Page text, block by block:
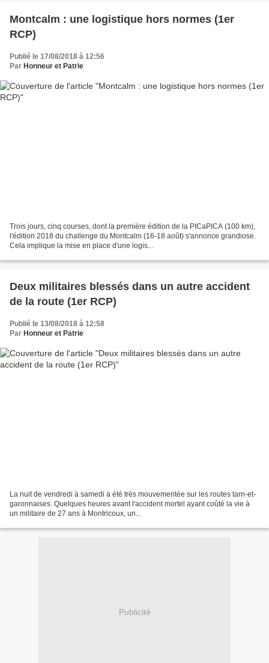
Montcalm : une logistique hors normes (1er
RCP)
Publié le 17/08/2018 à 12:56
Par Honneur et Patrie
Trois jours, cinq courses, dont la première édition de la PICaPICA (100 km),
l'édition 2018 du challenge du Montcalm (16-18 août) s'annonce grandiose.
Cela implique la mise en place d'une logis...
Deux militaires blessés dans un autre accident
de la route (1er RCP)
Publié le 13/08/2018 à 12:58
Par Honneur et Patrie
La nuit de vendredi à samedi a été très mouvementée sur les routes tarn-et-
garonnaises. Quelques heures avant l'accident mortel ayant coûté la vie à
un militaire de 27 ans à Montricoux, un...
Publicité